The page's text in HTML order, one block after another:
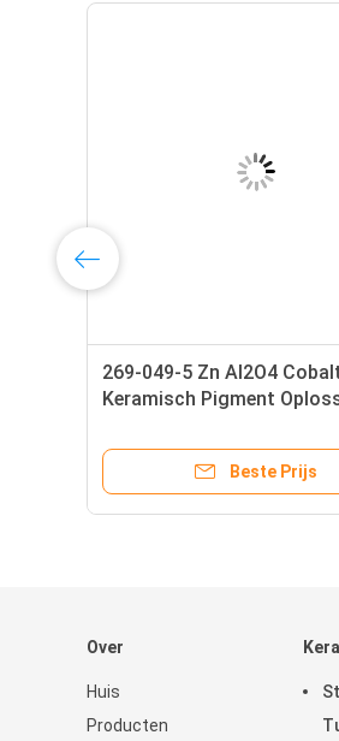
269-049-5 Zn Al2O4
Keramisch Pigment
Beste Prijs
Over
Huis
Producten